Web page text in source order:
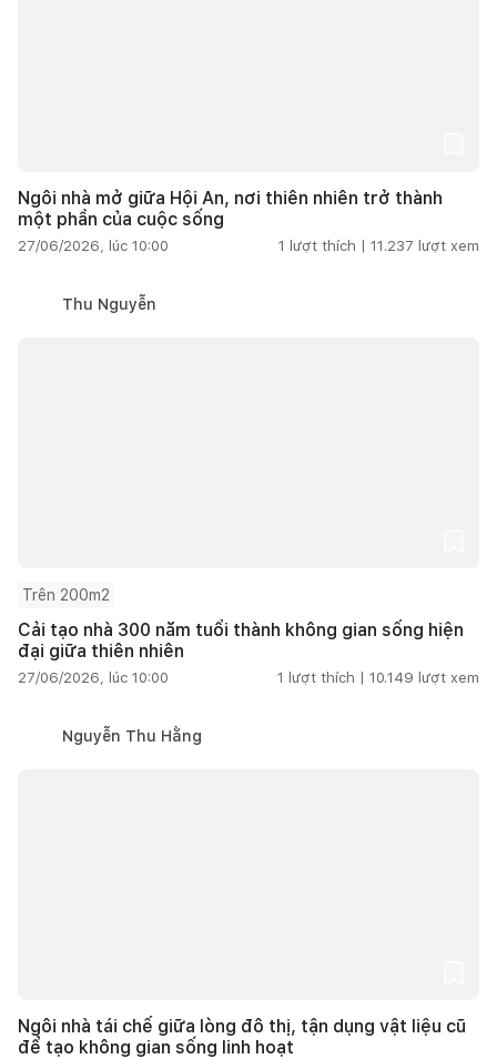
Ngôi nhà mở giữa Hội An, nơi thiên nhiên trở thành
một phần của cuộc sống
27/06/2026, lúc 10:00 1 lượt thích | 11.237 lượt xem
Thu Nguyễn
Trên 200m2
Cải tạo nhà 300 năm tuổi thành không gian sống hiện
đại giữa thiên nhiên
27/06/2026, lúc 10:00 1 lượt thích | 10.149 lượt xem
Nguyễn Thu Hằng
Ngôi nhà tái chế giữa lòng đô thị, tận dụng vật liệu cũ
để tạo không gian sống linh hoạt